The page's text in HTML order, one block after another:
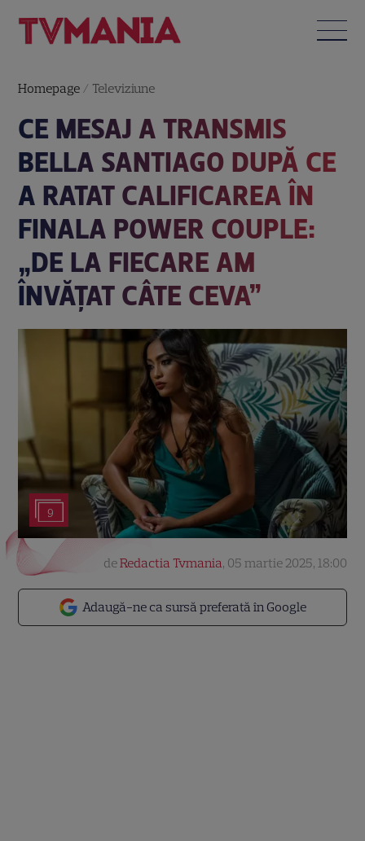
Homepage / Televiziune
CE MESAJ A TRANSMIS
BELLA SANTIAGO DUPĂ CE
A RATAT CALIFICAREA ÎN
FINALA POWER COUPLE:
„DE LA FIECARE AM
ÎNVĂȚAT CÂTE CEVA”
9
Adaugă-ne ca sursă preferată în Google
deRedactia Tvmania, 05 martie 2025, 18:00